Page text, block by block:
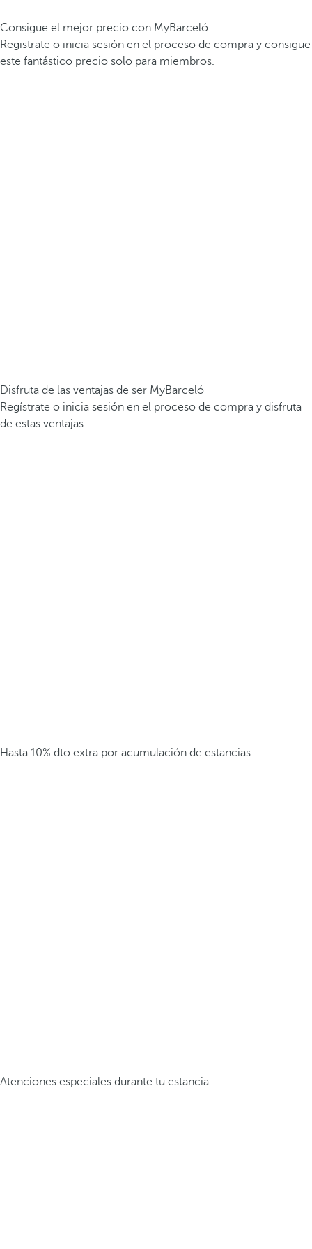
Consigue el mejor precio con MyBarceló
Registrate o inicia sesión en el proceso de compra y consigue
este fantástico precio solo para miembros.
Disfruta de las ventajas de ser MyBarceló
Regístrate o inicia sesión en el proceso de compra y disfruta
de estas ventajas.
Hasta 10% dto extra por acumulación de estancias
Atenciones especiales durante tu estancia